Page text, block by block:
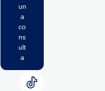
un
a
co
ns
ult
a